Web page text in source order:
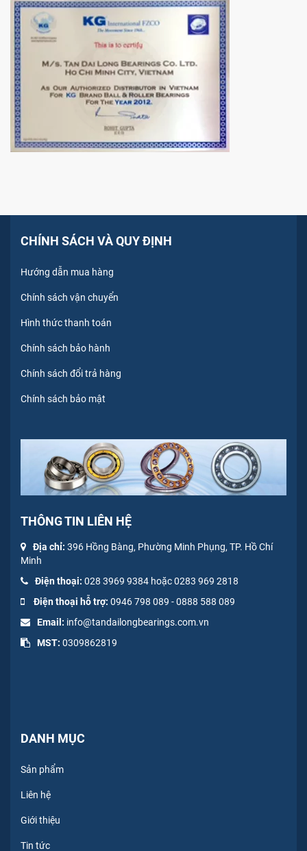
CHÍNH SÁCH VÀ QUY ĐỊNH
Hướng dẫn mua hàng
Chính sách vận chuyển
Hình thức thanh toán
Chính sách bảo hành
Chính sách đổi trả hàng
Chính sách bảo mật
THÔNG TIN LIÊN HỆ
Địa chỉ: 396 Hồng Bàng, Phường Minh Phụng, TP. Hồ Chí
Minh
Điện thoại: 028 3969 9384 hoặc 0283 969 2818
Điện thoại hỗ trợ: 0946 798 089 -0888 588 089
Email: info@tandailongbearings.com.vn
MST: 0309862819
DANH MỤC
Sản phẩm
Liên hệ
Giới thiệu
Tin tức